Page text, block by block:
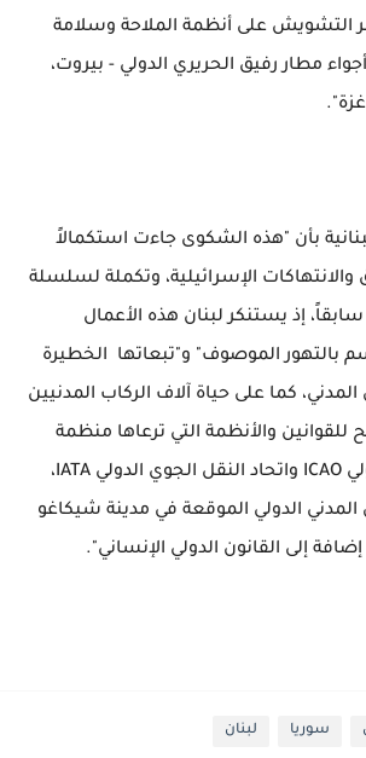
التشويش على أنظمة الملاحة وسلامة
مطار رفيق الحريري الدولي - بيروت،
بأن "هذه الشكوى جاءت استكمالاً
والانتهاكات الإسرائيلية، وتكملة لسلسلة
إذ يستنكر لبنان هذه الأعمال
بالتهور الموصوف" و"تبعاتها الخطيرة
كما على حياة آلاف الركاب المدنيين
للقوانين والأنظمة التي ترعاها منظمة
الطيران المدني الدولي ICAO واتحاد النقل الجوي الدولي IATA،
المدني الدولي الموقعة في مدينة شيكاغو
سوريا لبنان